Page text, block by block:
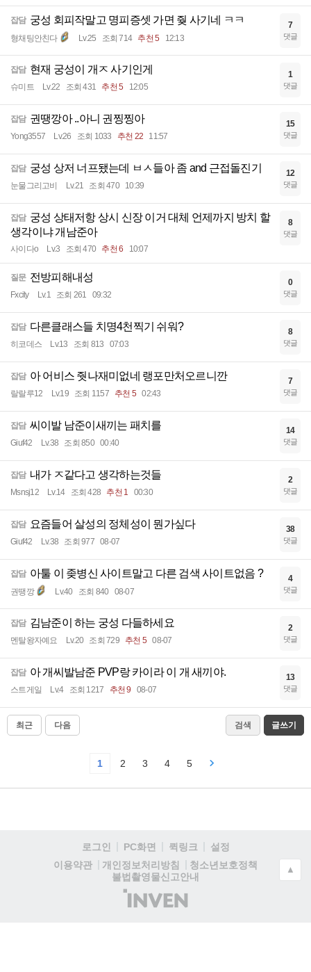
잡담 궁성 회피작말고 명피증셋 가면 줮 사기네 ㅋㅋ
형채팅안친다 Lv.25 조회 714 추천 5 12:13
7
댓글
잡담 현재 궁성이 개ㅈ 사기인게
슈미트 Lv.22 조회 431 추천 5 12:05
1
댓글
잡담 권땡깡아 ..아니 권찡찡아
Yong3557 Lv.26 조회 1033 추천 22 11:57
15
댓글
잡담 궁성 상저 너프됐는데 ㅂㅅ들아 좀 and 근접돌진기
눈물그리고비 Lv.21 조회 470 10:39
12
댓글
잡담 궁성 상태저항 상시 신장 이거 대체 언제까지 방치 할
생각이냐 개남준아
사이다o Lv.3 조회 470 추천 6 10:07
8
댓글
질문 전방피해내성
Fxcity Lv.1 조회 261 09:32
0
댓글
잡담 다른클래스들 치명4천찍기 쉬워?
히코데스 Lv.13 조회 813 07:03
8
댓글
잡담 아 어비스 줫나재미없네 랭포만처오르니깐
랄랄루12 Lv.19 조회 1157 추천 5 02:43
7
댓글
잡담 씨이발 남준이새끼는 패치를
Giuf42 Lv.38 조회 850 00:40
14
댓글
잡담 내가 ㅈ같다고 생각하는것들
Msnsj12 Lv.14 조회 428 추천 1 00:30
2
댓글
잡담 요즘들어 살성의 정체성이 뭔가싶다
Giuf42 Lv.38 조회 977 08-07
38
댓글
잡담 아툴 이 좆병신 사이트말고 다른 검색 사이트없음 ?
권땡깡 Lv.40 조회 840 08-07
4
댓글
잡담 김남준이 하는 궁성 다들하세요
멘탈왕자예요 Lv.20 조회 729 추천 5 08-07
2
댓글
잡담 아 개씨발남준 PVP랑 카이라 이 개 새끼야.
스트게일 Lv.4 조회 1217 추천 9 08-07
13
댓글
최근 다음 검색 글쓰기
1 2 3 4 5
로그인 PC화면 퀵링크
설정
이용약관
개인정보처리방침
청소년보호정책
불법촬영물신고안내
(주)
인
▲